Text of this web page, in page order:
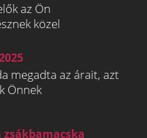
az Ön
közel
megadta az árait, azt
Önnek